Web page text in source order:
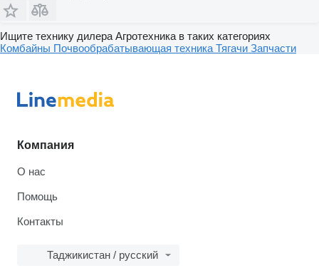
Ищите технику дилера Агротехника в таких категориях
Комбайны Почвообрабатывающая техника Тягачи Запчасти
Компания
О нас
Помощь
Контакты
Таджикистан / русский